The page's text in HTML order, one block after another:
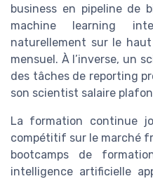
business en pipeline de
machine learning
naturellement sur le
mensuel. À l’inverse, un
des tâches de reporting
son scientist salaire
La formation continue
compétitif sur le marché
bootcamps de
intelligence artificielle